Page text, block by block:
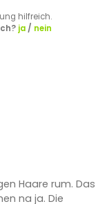
hilfreich.
ja/ nein
Haare rum. Das
na ja. Die